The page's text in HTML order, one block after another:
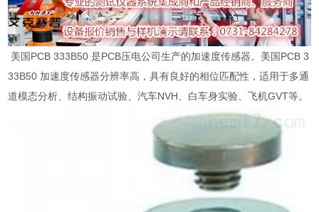
美国PCB 333B50 是PCB压电公司生产的加速度传感器。美国PCB 3
33B50 加速度传感器分辨率高，具有良好的相位匹配性，适用于多通
道模态分析、结构振动试验、汽车NVH、白车身实验、飞机GVT等。